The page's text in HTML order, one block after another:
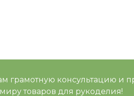
грамотную консультацию и
товаров для рукоделия!